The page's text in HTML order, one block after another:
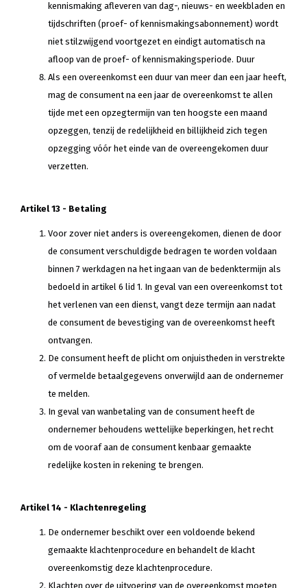
kennismaking afleveren van dag-, nieuws- en weekbladen en
tijdschriften (proef- of kennismakingsabonnement) wordt
niet stilzwijgend voortgezet en eindigt automatisch na
afloop van de proef- of kennismakingsperiode. Duur
Als een overeenkomst een duur van meer dan een jaar heeft,
mag de consument na een jaar de overeenkomst te allen
tijde met een opzegtermijn van ten hoogste een maand
opzeggen, tenzij de redelijkheid en billijkheid zich tegen
opzegging vóór het einde van de overeengekomen duur
verzetten.
Artikel 13 - Betaling
Voor zover niet anders is overeengekomen, dienen de door
de consument verschuldigde bedragen te worden voldaan
binnen 7 werkdagen na het ingaan van de bedenktermijn als
bedoeld in artikel 6 lid 1. In geval van een overeenkomst tot
het verlenen van een dienst, vangt deze termijn aan nadat
de consument de bevestiging van de overeenkomst heeft
ontvangen.
De consument heeft de plicht om onjuistheden in verstrekte
of vermelde betaalgegevens onverwijld aan de ondernemer
te melden.
In geval van wanbetaling van de consument heeft de
ondernemer behoudens wettelijke beperkingen, het recht
om de vooraf aan de consument kenbaar gemaakte
redelijke kosten in rekening te brengen.
Artikel 14 - Klachtenregeling
De ondernemer beschikt over een voldoende bekend
gemaakte klachtenprocedure en behandelt de klacht
overeenkomstig deze klachtenprocedure.
Klachten over de uitvoering van de overeenkomst moeten